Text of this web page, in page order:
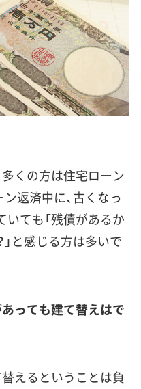
くの方は住宅ローン
返済中に、古くなっ
ても「残債があるか
と感じる方は多いで
っても建て替えはで
えるということは負